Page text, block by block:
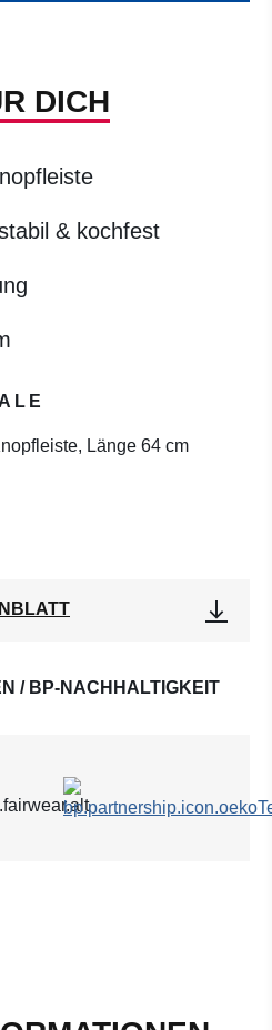
DICH
& kochfest
Länge 64 cm
/ BP-NACHHALTIGKEIT